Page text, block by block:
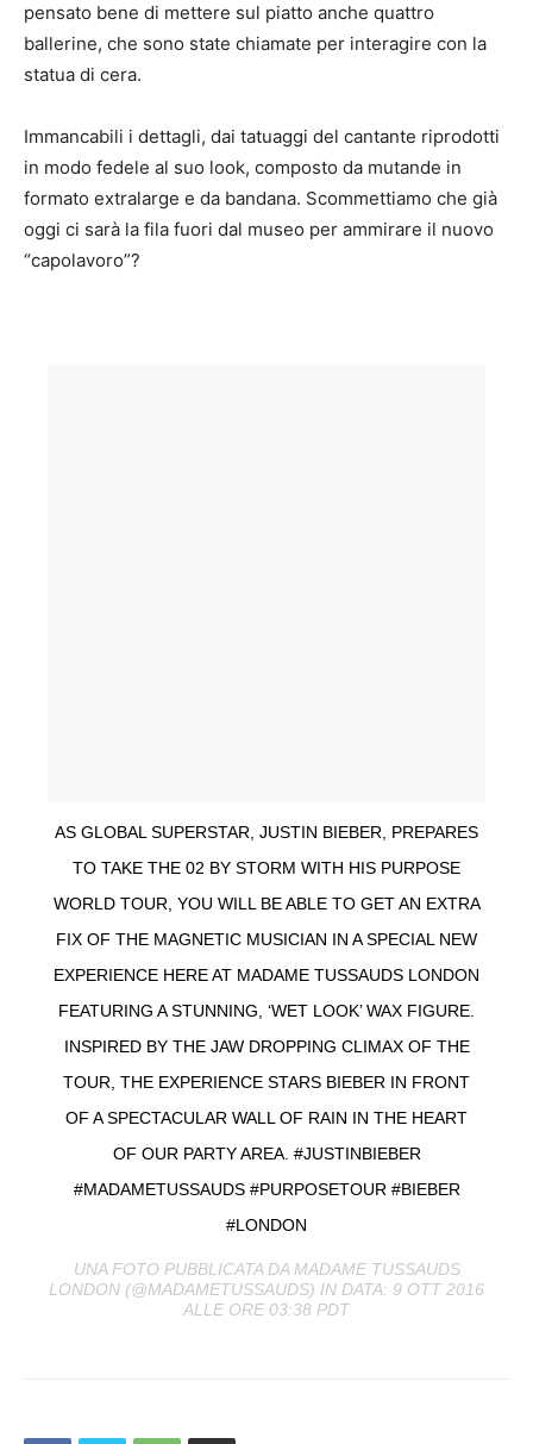
pensato bene di mettere sul piatto anche quattro
ballerine, che sono state chiamate per interagire con la
statua di cera.
Immancabili i dettagli, dai tatuaggi del cantante riprodotti
in modo fedele al suo look, composto da mutande in
formato extralarge e da bandana. Scommettiamo che già
oggi ci sarà la fila fuori dal museo per ammirare il nuovo
“capolavoro”?
AS GLOBAL SUPERSTAR, JUSTIN BIEBER, PREPARES
TO TAKE THE 02 BY STORM WITH HIS PURPOSE
WORLD TOUR, YOU WILL BE ABLE TO GET AN EXTRA
FIX OF THE MAGNETIC MUSICIAN IN A SPECIAL NEW
EXPERIENCE HERE AT MADAME TUSSAUDS LONDON
FEATURING A STUNNING, ‘WET LOOK’ WAX FIGURE.
INSPIRED BY THE JAW DROPPING CLIMAX OF THE
TOUR, THE EXPERIENCE STARS BIEBER IN FRONT
OF A SPECTACULAR WALL OF RAIN IN THE HEART
OF OUR PARTY AREA. #JUSTINBIEBER
#MADAMETUSSAUDS #PURPOSETOUR #BIEBER
#LONDON
UNA FOTO PUBBLICATA DA MADAME TUSSAUDS
LONDON (@MADAMETUSSAUDS) IN DATA: 9 OTT 2016
ALLE ORE 03:38 PDT